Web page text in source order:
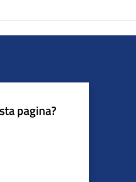
pagina?